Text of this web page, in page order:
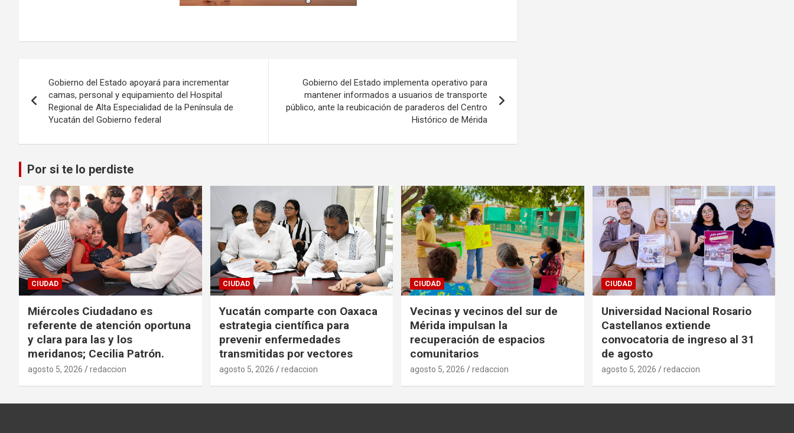
de
entradas
Gobierno del Estado apoyará para incrementar
camas, personal y equipamiento del Hospital
Regional de Alta Especialidad de la Península de
Yucatán del Gobierno federal
Gobierno del Estado implementa operativo para
mantener informados a usuarios de transporte
público, ante la reubicación de paraderos del Centro
Histórico de Mérida
Por si te lo perdiste
CIUDAD
Miércoles Ciudadano es
referente de atención oportuna
y clara para las y los
meridanos; Cecilia Patrón.
agosto 5, 2026 redaccion
CIUDAD
Yucatán comparte con Oaxaca
estrategia científica para
prevenir enfermedades
transmitidas por vectores
agosto 5, 2026 redaccion
CIUDAD
Vecinas y vecinos del sur de
Mérida impulsan la
recuperación de espacios
comunitarios
agosto 5, 2026 redaccion
CIUDAD
Universidad Nacional Rosario
Castellanos extiende
convocatoria de ingreso al 31
de agosto
agosto 5, 2026 redaccion